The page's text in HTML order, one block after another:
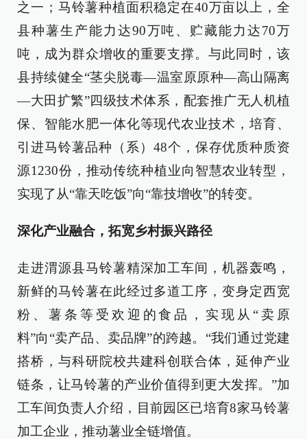
之一；马铃薯种植面积稳定在40万亩以上，全
县种薯生产能力达90万吨、贮藏能力达70万
吨，成为群众增收的重要支撑。与此同时，该
县持续健全“茎尖脱毒—温室原原种—高山隔离
—大田扩繁”四级技术体系，配套推广无人机植
保、智能水肥一体化等现代农业技术，培育、
引进马铃薯品种（系）48个，保存优质种质资
源1230份，推动传统种植业向智慧农业转型，
实现了从“靠天吃饭”向“靠技增收”的转变。
深化产业融合，拓宽乡村振兴路径
走进渭源县马铃薯精深加工车间，机器轰鸣，
新鲜的马铃薯在此经过多道工序，变身定西宽
粉、薯条等受欢迎的食品，实现从“卖原
料”向“卖产品、卖品牌”的跨越。“我们通过党建
搭桥，与科研院校共建科创联合体，延伸产业
链条，让马铃薯的产业价值得到更大发挥。”加
工车间负责人介绍，目前园区已培育8家马铃薯
加工企业，推动薯业全链增值。